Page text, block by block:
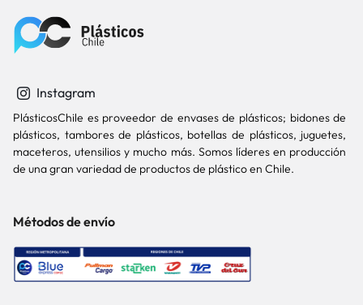
Instagram
PlásticosChile es proveedor de envases de plásticos; bidones de
plásticos, tambores de plásticos, botellas de plásticos, juguetes,
maceteros, utensilios y mucho más. Somos líderes en producción
de una gran variedad de productos de plástico en Chile.
Métodos de envío